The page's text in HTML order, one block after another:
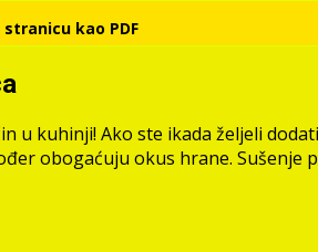
kao PDF
kuhinji! Ako ste ikada željeli
obogaćuju okus hrane. Sušenje